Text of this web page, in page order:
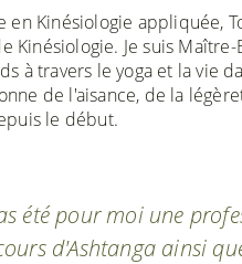
en Kinésiologie appliquée,
Kinésiologie. Je suis
à travers le yoga et la vie
de l'aisance, de la
le début.
été pour moi une
d'Ashtanga ainsi